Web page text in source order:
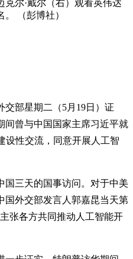
尔·戴尔（右）观看英伟达
（彭博社）
交部星期二（5月19日）证
间曾与中国国家主席习近平就
设性交流，同意开展人工智
国三天的国事访问。对于中美
国外交部发言人郭嘉昆当天第
张各方共同推动人工智能开